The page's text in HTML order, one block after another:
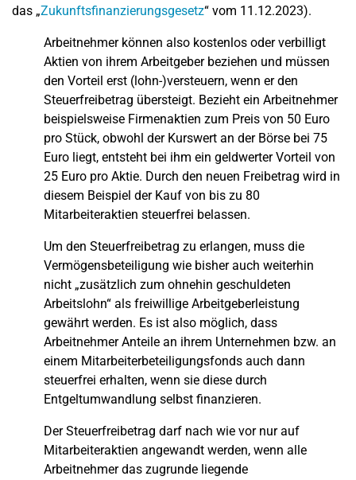
das „Zukunftsfinanzierungsgesetz“ vom 11.12.2023).
Arbeitnehmer können also kostenlos oder verbilligt
Aktien von ihrem Arbeitgeber beziehen und müssen
den Vorteil erst (lohn-)versteuern, wenn er den
Steuerfreibetrag übersteigt. Bezieht ein Arbeitnehmer
beispielsweise Firmenaktien zum Preis von 50 Euro
pro Stück, obwohl der Kurswert an der Börse bei 75
Euro liegt, entsteht bei ihm ein geldwerter Vorteil von
25 Euro pro Aktie. Durch den neuen Freibetrag wird in
diesem Beispiel der Kauf von bis zu 80
Mitarbeiteraktien steuerfrei belassen.
Um den Steuerfreibetrag zu erlangen, muss die
Vermögensbeteiligung wie bisher auch weiterhin
nicht „zusätzlich zum ohnehin geschuldeten
Arbeitslohn“ als freiwillige Arbeitgeberleistung
gewährt werden. Es ist also möglich, dass
Arbeitnehmer Anteile an ihrem Unternehmen bzw. an
einem Mitarbeiterbeteiligungsfonds auch dann
steuerfrei erhalten, wenn sie diese durch
Entgeltumwandlung selbst finanzieren.
Der Steuerfreibetrag darf nach wie vor nur auf
Mitarbeiteraktien angewandt werden, wenn alle
Arbeitnehmer das zugrunde liegende